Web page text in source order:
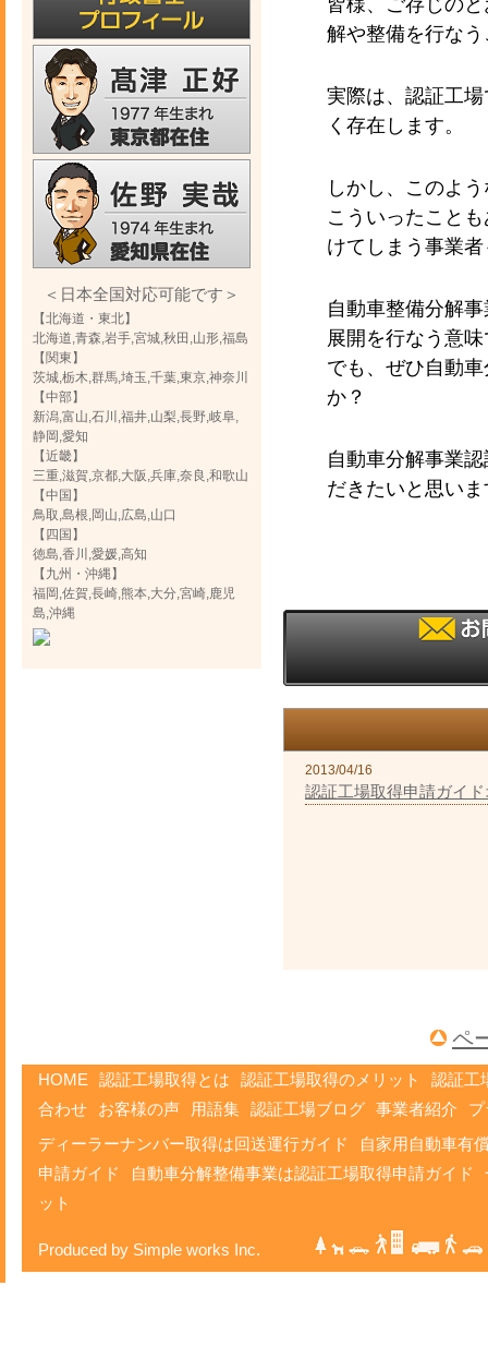
皆様、ご存じの
解や整備を行な
実際は、認証工
く存在します。
しかし、このよ
こういったこと
けてしまう事業
自動車整備分解
展開を行なう意
でも、ぜひ自動
か？
自動車分解事業
だきたいと思い
2013/04/16
認証工場取得申請ガイ
＜日本全国対応可能です＞
【北海道・東北】
北海道,青森,岩手,宮城,秋田,山形,福島
【関東】
茨城,栃木,群馬,埼玉,千葉,東京,神奈川
【中部】
新潟,富山,石川,福井,山梨,長野,岐阜,
静岡,愛知
【近畿】
三重,滋賀,京都,大阪,兵庫,奈良,和歌山
【中国】
鳥取,島根,岡山,広島,山口
【四国】
徳島,香川,愛媛,高知
【九州・沖縄】
福岡,佐賀,長崎,熊本,大分,宮崎,鹿児
島,沖縄
ペ
HOME 認証工場取得とは 認証工場取得のメリット
認証工
合わせ
お客様の声 用語集 認証工場ブログ 事業者紹介
ディーラーナンバー取得は回送運行ガイド
自家用自動車有
申請ガイド
自動車分解整備事業は認証工場取得申請ガイド
ット
Produced by Simple works Inc.